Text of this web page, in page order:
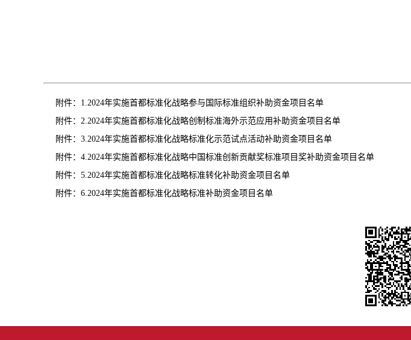
附件： 1.2024年实施首都标准化战略参与国际标准组织补助资金项目名单
附件： 2.2024年实施首都标准化战略创制标准海外示范应用补助资金项目名单
附件： 3.2024年实施首都标准化战略标准化示范试点活动补助资金项目名单
附件： 4.2024年实施首都标准化战略中国标准创新贡献奖标准项目奖补助资金项目名单
附件： 5.2024年实施首都标准化战略标准转化补助资金项目名单
附件： 6.2024年实施首都标准化战略标准补助资金项目名单